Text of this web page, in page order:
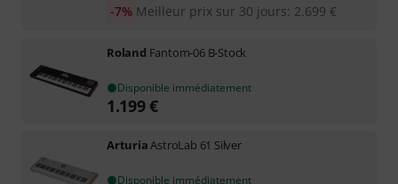
Meilleur prix sur 30 jours: 2.699 €
-7%
Roland Fantom-06 B-Stock
Disponible immédiatement
1.199€
ArturiaAstroLab 61 Silver
Disponible immédiatement